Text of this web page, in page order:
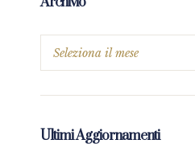
Ultimi Aggiornamenti